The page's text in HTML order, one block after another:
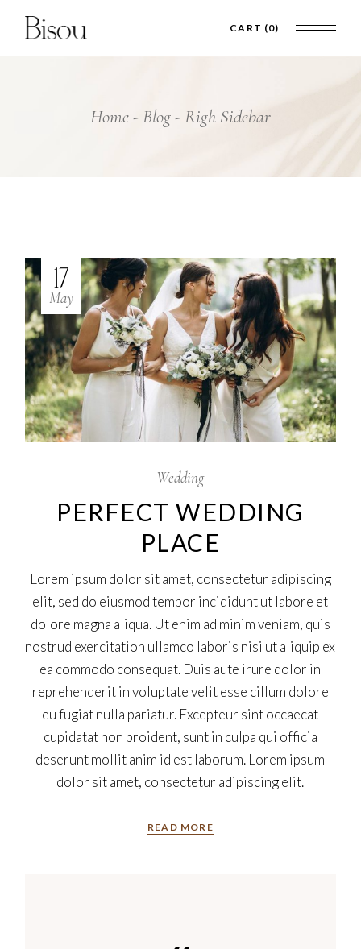
CART (0)
Home Blog Righ Sidebar
17
May
Wedding
PERFECT WEDDING
PLACE
Lorem ipsum dolor sit amet, consectetur adipiscing
elit, sed do eiusmod tempor incididunt ut labore et
dolore magna aliqua. Ut enim ad minim veniam, quis
nostrud exercitation ullamco laboris nisi ut aliquip ex
ea commodo consequat. Duis aute irure dolor in
reprehenderit in voluptate velit esse cillum dolore
eu fugiat nulla pariatur. Excepteur sint occaecat
cupidatat non proident, sunt in culpa qui officia
deserunt mollit anim id est laborum. Lorem ipsum
dolor sit amet, consectetur adipiscing elit.
READ MORE